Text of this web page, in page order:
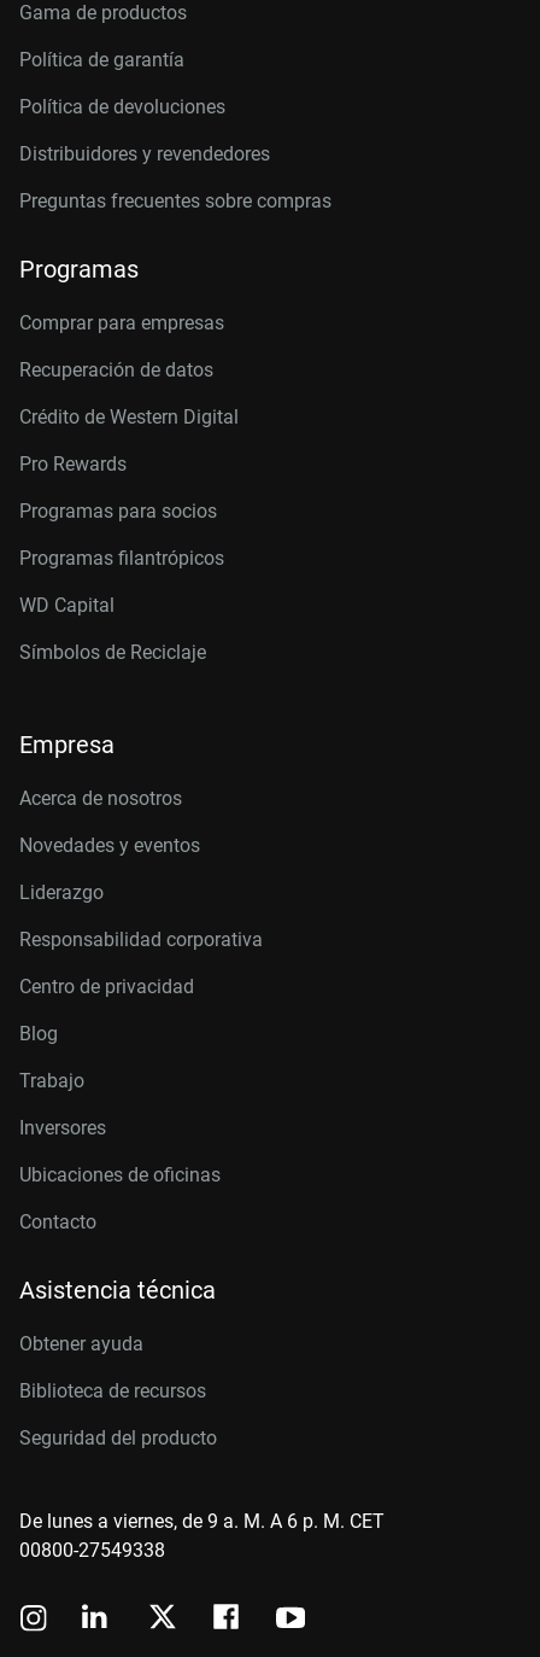
Gama de productos
Política de garantía
Política de devoluciones
Distribuidores y revendedores
Preguntas frecuentes sobre compras
Programas
Comprar para empresas
Recuperación de datos
Crédito de Western Digital
Pro Rewards
Programas para socios
Programas filantrópicos
WD Capital
Símbolos de Reciclaje
Empresa
Acerca de nosotros
Novedades y eventos
Liderazgo
Responsabilidad corporativa
Centro de privacidad
Blog
Trabajo
Inversores
Ubicaciones de oficinas
Contacto
Asistencia técnica
Obtener ayuda
Biblioteca de recursos
Seguridad del producto
De lunes a viernes, de 9 a. M. A 6 p. M. CET
00800-27549338